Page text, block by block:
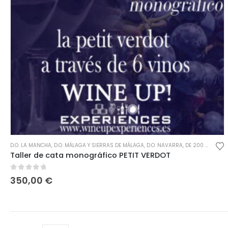
D.O. LA MANCHA, D.O. MÁLAGA Y SIERRAS DE MÁLAGA, D.O. NAVARRA, DE 200 A 400€
Taller de cata monográfico PETIT VERDOT
0 out of 5
350,00 €